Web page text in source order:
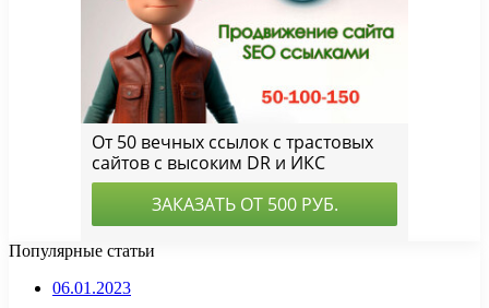
Популярные статьи
06.01.2023